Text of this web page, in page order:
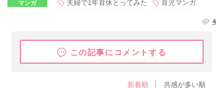
マンガ 夫婦で1年育休とってみた 育児マンガ
4
この記事にコメントする
新着順 共感が多い順